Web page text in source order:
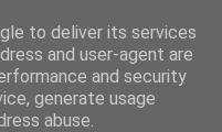
to deliver its services
and user-agent are
and security
generate usage
abuse.